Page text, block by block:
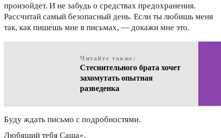
произойдет. И не забудь о средствах предохранения.
Рассчитай самый безопасный день. Если ты любишь меня
так, как пишешь мне в письмах, — докажи мне это.
Читайте также:
Стеснительного брата хочет
захомутать опытная
разведенка
Буду ждать письмо с подробностями.
Любящий тебя Саша».